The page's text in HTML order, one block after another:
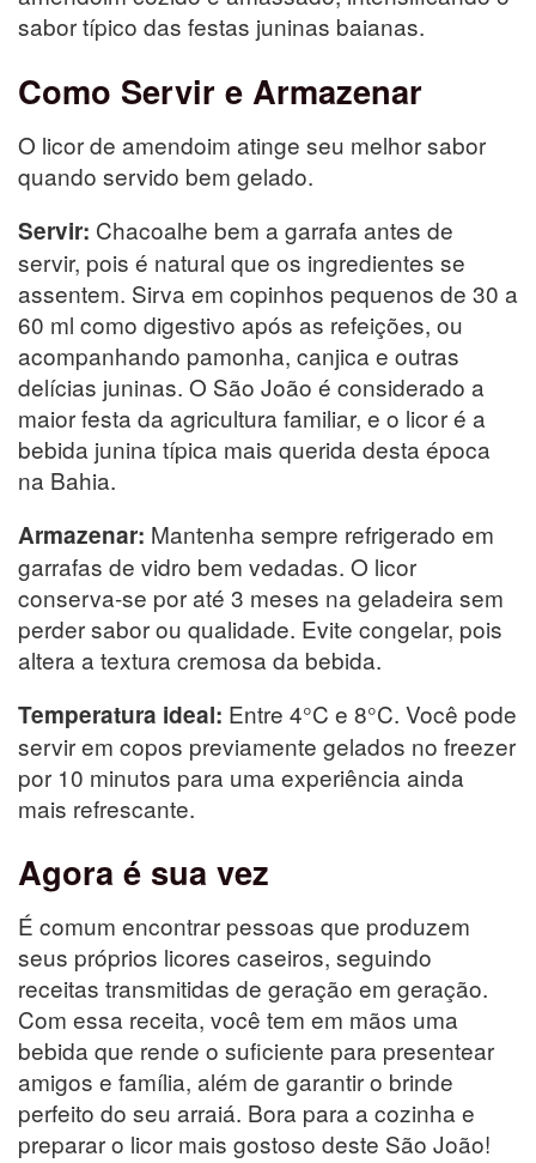
sabor típico das festas juninas baianas.
Como Servir e Armazenar
O licor de amendoim atinge seu melhor sabor
quando servido bem gelado.
Servir: Chacoalhe bem a garrafa antes de
servir, pois é natural que os ingredientes se
assentem. Sirva em copinhos pequenos de 30 a
60 ml como digestivo após as refeições, ou
acompanhando pamonha, canjica e outras
delícias juninas. O São João é considerado a
maior festa da agricultura familiar, e o licor é a
bebida junina típica mais querida desta época
na Bahia.
Armazenar: Mantenha sempre refrigerado em
garrafas de vidro bem vedadas. O licor
conserva-se por até 3 meses na geladeira sem
perder sabor ou qualidade. Evite congelar, pois
altera a textura cremosa da bebida.
Temperatura ideal: Entre 4°C e 8°C. Você pode
servir em copos previamente gelados no freezer
por 10 minutos para uma experiência ainda
mais refrescante.
Agora é sua vez
É comum encontrar pessoas que produzem
seus próprios licores caseiros, seguindo
receitas transmitidas de geração em geração.
Com essa receita, você tem em mãos uma
bebida que rende o suficiente para presentear
amigos e família, além de garantir o brinde
perfeito do seu arraiá. Bora para a cozinha e
preparar o licor mais gostoso deste São João!